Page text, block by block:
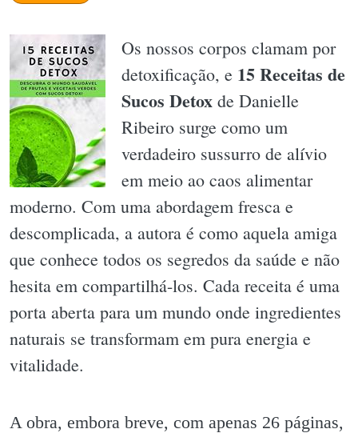
Os nossos corpos clamam por
detoxificação, e 15 Receitas de
Sucos Detox de Danielle
Ribeiro surge como um
verdadeiro sussurro de alívio
em meio ao caos alimentar
moderno. Com uma abordagem fresca e
descomplicada, a autora é como aquela amiga
que conhece todos os segredos da saúde e não
hesita em compartilhá-los. Cada receita é uma
porta aberta para um mundo onde ingredientes
naturais se transformam em pura energia e
vitalidade.
A obra, embora breve, com apenas 26 páginas,